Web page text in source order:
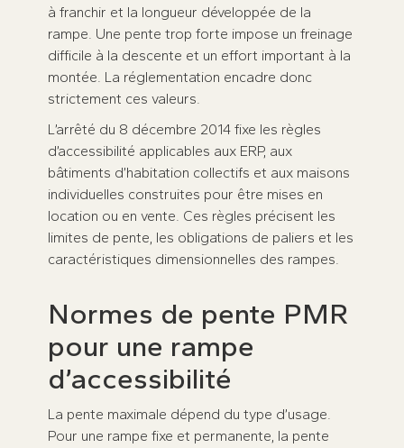
à franchir et la longueur développée de la
rampe. Une pente trop forte impose un freinage
difficile à la descente et un effort important à la
montée. La réglementation encadre donc
strictement ces valeurs.
L’arrêté du 8 décembre 2014 fixe les règles
d’accessibilité applicables aux ERP, aux
bâtiments d’habitation collectifs et aux maisons
individuelles construites pour être mises en
location ou en vente. Ces règles précisent les
limites de pente, les obligations de paliers et les
caractéristiques dimensionnelles des rampes.
Normes de pente PMR
pour une rampe
d’accessibilité
La pente maximale dépend du type d’usage.
Pour une rampe fixe et permanente, la pente